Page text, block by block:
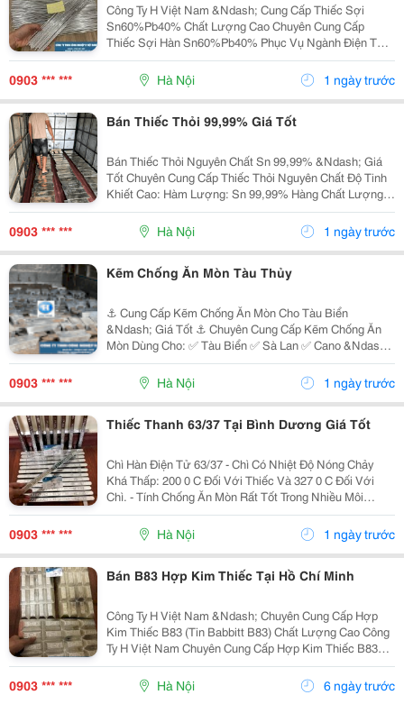
Công Ty H Việt Nam &Ndash; Cung Cấp Thiếc Sợi
Sn60%Pb40% Chất Lượng Cao Chuyên Cung Cấp
Thiếc Sợi Hàn Sn60%Pb40% Phục Vụ Ngành Điện Tử,
Điện Dân Dụng Và Công Nghiệp Sản Xuất. Thông Số
Sản Phẩm: ✅ Th À Nh Phần: Sn 60% - Pb 40% ✅ Độ Ch
Ả Y Ổ N Đị...
0903 *** *** Hà Nội 1 ngày trước
Bán Thiếc Thỏi 99,99% Giá Tốt
Bán Thiếc Thỏi Nguyên Chất Sn 99,99% &Ndash; Giá
Tốt Chuyên Cung Cấp Thiếc Thỏi Nguyên Chất Độ Tinh
Khiết Cao: Hàm Lượng: Sn 99,99% Hàng Chất Lượng
Ổn Định Bề Mặt Đẹp, Đúng Tiêu Chuẩn Công Nghiệp ✅
0903 *** *** Hà Nội 1 ngày trước
Kẽm Chống Ăn Mòn Tàu Thủy
⚓ Cung Cấp Kẽm Chống Ăn Mòn Cho Tàu Biển
&Ndash; Giá Tốt ⚓ Chuyên Cung Cấp Kẽm Chống Ăn
Mòn Dùng Cho: ✅ Tàu Biển ✅ Sà Lan ✅ Cano &Ndash;
Du Thuyền ✅ Hệ Thống Chân Vịt, Thân Tàu ✅ Công
Trình Ngoài Khơi Sản Phẩm: Kẽm Chống Ăn Mòn Dạng
0903 *** *** Hà Nội 1 ngày trước
Thiếc Thanh 63/37 Tại Bình Dương Giá Tốt
Chì Hàn Điện Tử 63/37 - Chì Có Nhiệt Độ Nóng Chảy
Khá Thấp: 200 0 C Đối Với Thiếc Và 327 0 C Đối Với
Chì. - Tính Chống Ăn Mòn Rất Tốt Trong Nhiều Môi
Trường. + Ứng Dụng: - Dùng Để Hàn Dùng Trong Lĩnh
Vực Sản Xuất Quạt Điện, Bóng Điện, Bóng...
0903 *** *** Hà Nội 1 ngày trước
Bán B83 Hợp Kim Thiếc Tại Hồ Chí Minh
Công Ty H Việt Nam &Ndash; Chuyên Cung Cấp Hợp
Kim Thiếc B83 (Tin Babbitt B83) Chất Lượng Cao Công
Ty H Việt Nam Chuyên Cung Cấp Hợp Kim Thiếc B83
(Babbitt B83) Đạt Tiêu Chuẩn Chất Lượng, Phục Vụ
Ngành Cơ Khí Chế Tạo, Sửa Chữa Máy Móc, Đóng Tàu
0903 *** *** Hà Nội 6 ngày trước